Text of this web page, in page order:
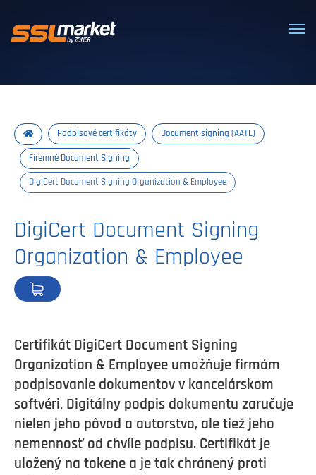
Dôveryhodné SSL/TLS certifikáty
Podpisové certifikáty Document signing (AATL)
Firemné Document Signing
DigiCert Document Signing Organization & Employee
DigiCert Document Signing
Organization & Employee
Certifikát DigiCert Document Signing
Organization & Employee umožňuje firmám
podpisovanie dokumentov v kancelárskom
softvéri. Digitálny podpis dokumentu zaručuje
nielen jeho pôvod a autorstvo, ale tiež jeho
nemennosť od chvíle podpisu. Certifikát je
uložený na tokene a je tak chránený proti